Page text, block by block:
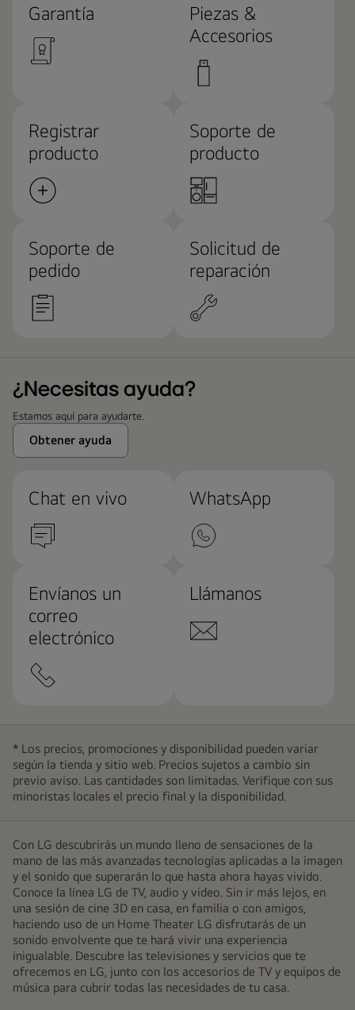
Garantía
Piezas &
Accesorios
Registrar
producto
Soporte de
producto
Soporte de
pedido
Solicitud de
reparación
¿Necesitas ayuda?
Estamos aquí para ayudarte.
Obtener ayuda
Chat en vivo WhatsApp
Envíanos un
correo
electrónico
Llámanos
* Los precios, promociones y disponibilidad pueden variar
según la tienda y sitio web. Precios sujetos a cambio sin
previo aviso. Las cantidades son limitadas. Verifique con sus
minoristas locales el precio final y la disponibilidad.
Con LG descubrirás un mundo lleno de sensaciones de la
mano de las más avanzadas tecnologías aplicadas a la imagen
y el sonido que superarán lo que hasta ahora hayas vivido.
Conoce la línea LG de TV, audio y video. Sin ir más lejos, en
una sesión de cine 3D en casa, en familia o con amigos,
haciendo uso de un Home Theater LG disfrutarás de un
sonido envolvente que te hará vivir una experiencia
inigualable. Descubre las televisiones y servicios que te
ofrecemos en LG, junto con los accesorios de TV y equipos de
música para cubrir todas las necesidades de tu casa.